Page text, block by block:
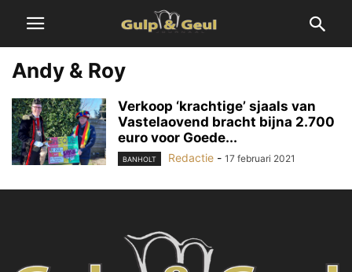
Andy & Roy
Verkoop ‘krachtige’ sjaals van
Vastelaovend bracht bijna 2.700
euro voor Goede...
BANHOLT Redactie - 17 februari 2021